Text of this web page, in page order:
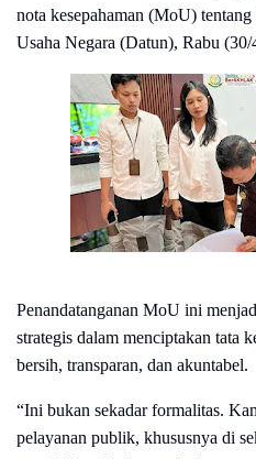
nota kesepahaman (MoU)
Usaha Negara (Datun), Rabu (30/
Penandatanganan MoU ini
strategis dalam menciptakan tata
bersih, transparan, dan akuntabel.
“Ini bukan sekadar formalitas.
pelayanan publik, khususnya di